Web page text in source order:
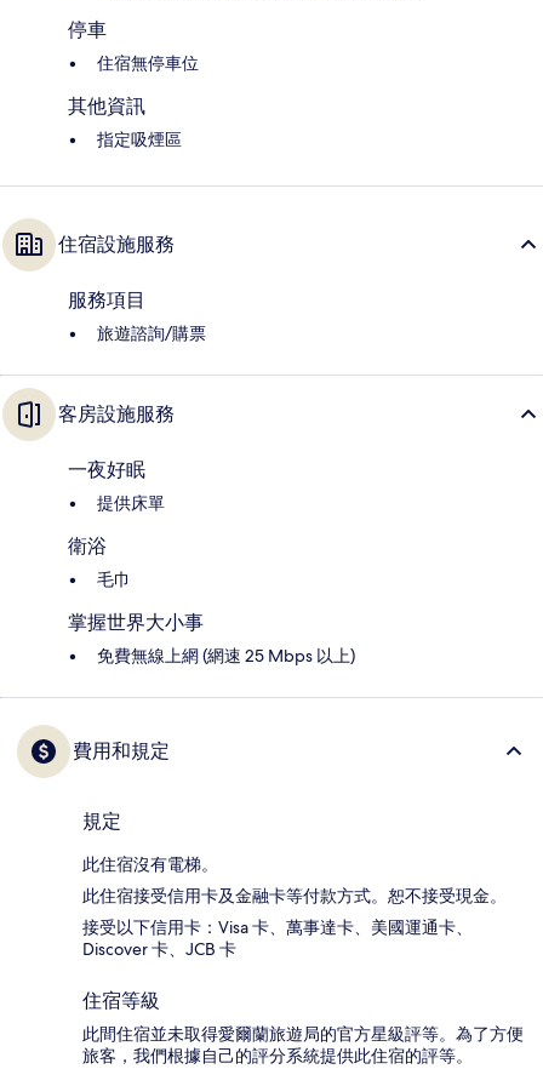
停車
住宿無停車位
其他資訊
指定吸煙區
住宿設施服務
服務項目
旅遊諮詢/購票
客房設施服務
一夜好眠
提供床單
衛浴
毛巾
掌握世界大小事
免費無線上網 (網速 25 Mbps 以上)
費用和規定
規定
此住宿沒有電梯。
此住宿接受信用卡及金融卡等付款方式。恕不接受現金。
接受以下信用卡：Visa 卡、萬事達卡、美國運通卡、
Discover 卡、JCB 卡
住宿等級
此間住宿並未取得愛爾蘭旅遊局的官方星級評等。為了方便
旅客，我們根據自己的評分系統提供此住宿的評等。